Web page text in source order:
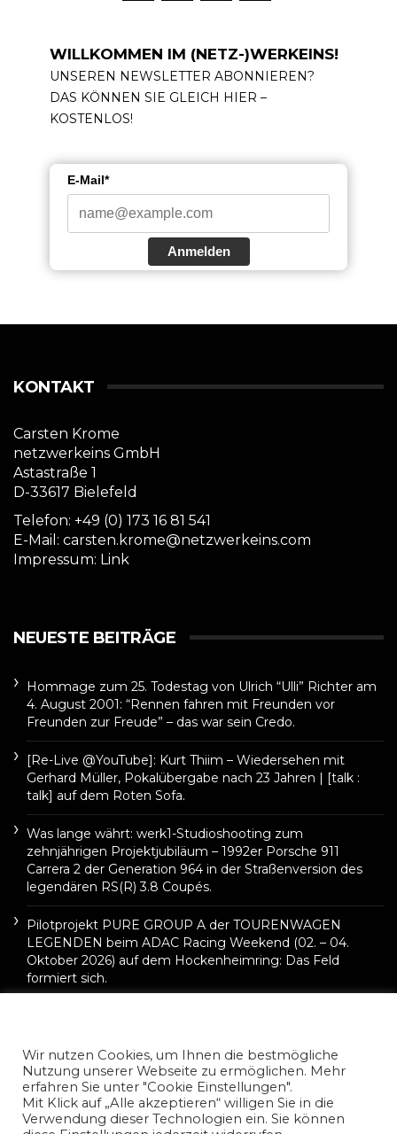
WILLKOMMEN IM (NETZ-)WERKEINS!
UNSEREN NEWSLETTER ABONNIEREN?
DAS KÖNNEN SIE GLEICH HIER –
KOSTENLOS!
E-Mail*
Anmelden
KONTAKT
Carsten Krome
netzwerkeins GmbH
Astastraße 1
D-33617 Bielefeld
Telefon: +49 (0) 173 16 81 541
E-Mail: carsten.krome@netzwerkeins.com
Impressum: Link
NEUESTE BEITRÄGE
Hommage zum 25. Todestag von Ulrich “Ulli” Richter am
4. August 2001: “Rennen fahren mit Freunden vor
Freunden zur Freude” – das war sein Credo.
[Re-Live @YouTube]: Kurt Thiim – Wiedersehen mit
Gerhard Müller, Pokalübergabe nach 23 Jahren | [talk :
talk] auf dem Roten Sofa.
Was lange währt: werk1-Studioshooting zum
zehnjährigen Projektjubiläum – 1992er Porsche 911
Carrera 2 der Generation 964 in der Straßenversion des
legendären RS(R) 3.8 Coupés.
Pilotprojekt PURE GROUP A der TOURENWAGEN
LEGENDEN beim ADAC Racing Weekend (02. – 04.
Oktober 2026) auf dem Hockenheimring: Das Feld
formiert sich.
Wir nutzen Cookies, um Ihnen die bestmögliche
Nutzung unserer Webseite zu ermöglichen. Mehr
erfahren Sie unter "Cookie Einstellungen".
Mit Klick auf „Alle akzeptieren“ willigen Sie in die
Verwendung dieser Technologien ein. Sie können